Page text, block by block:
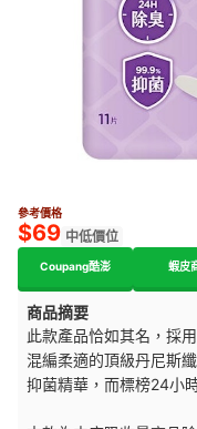
參考價格
$69 中低價位
Coupang酷澎 蝦皮
商品摘要
此款產品恰如其名，採
混編柔適的頂級丹尼斯
抑菌精華，而標榜24小